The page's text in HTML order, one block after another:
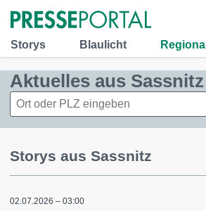
Storys Blaulicht Regional
Aktuelles aus Sassnitz
Storys aus Sassnitz
02.07.2026 – 03:00